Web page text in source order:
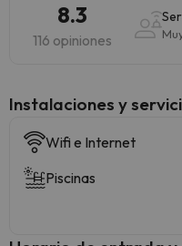
8.3
116 opiniones
Instalaciones y
Wifi e Internet
Piscinas